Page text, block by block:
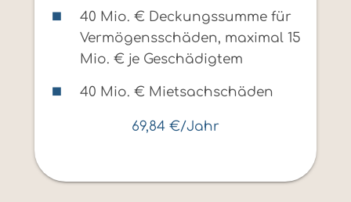
40 Mio. € Deckungssumme für
Vermögensschäden, maximal 15
Mio. € je Geschädigtem
40 Mio. € Mietsachschäden
69,84 €/Jahr